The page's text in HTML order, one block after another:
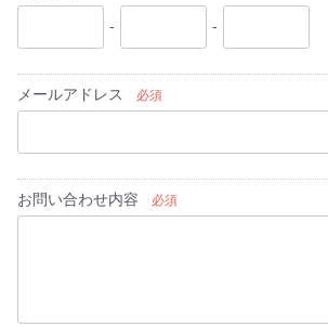
- -
メールアドレス 必須
お問い合わせ内容 必須